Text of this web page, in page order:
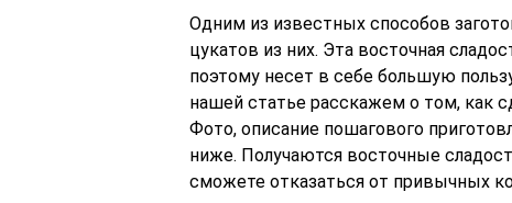
Одним из известных способов
цукатов из них. Эта восточная
поэтому несет в себе большую
нашей статье расскажем о том, как
Фото, описание пошагового
ниже. Получаются восточные
сможете отказаться от привычных